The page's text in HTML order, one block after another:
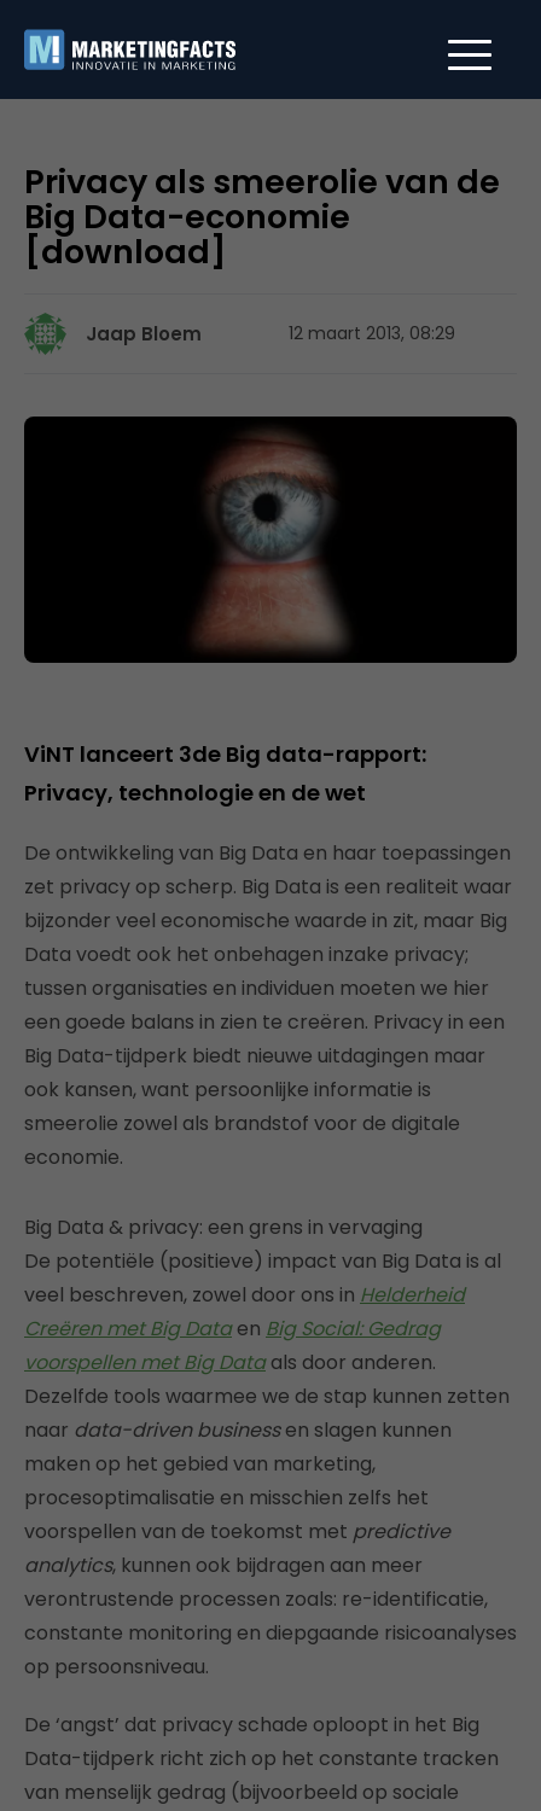
Privacy als smeerolie van de
Big Data-economie
[download]
Jaap Bloem 12 maart 2013, 08:29
ViNT lanceert 3de Big data-rapport:
Privacy, technologie en de wet
De ontwikkeling van Big Data en haar toepassingen
zet privacy op scherp. Big Data is een realiteit waar
bijzonder veel economische waarde in zit, maar Big
Data voedt ook het onbehagen inzake privacy;
tussen organisaties en individuen moeten we hier
een goede balans in zien te creëren. Privacy in een
Big Data-tijdperk biedt nieuwe uitdagingen maar
ook kansen, want persoonlijke informatie is
smeerolie zowel als brandstof voor de digitale
economie.
Big Data & privacy: een grens in vervaging
De potentiële (positieve) impact van Big Data is al
veel beschreven, zowel door ons in Helderheid
Creëren met Big Dataen Big Social: Gedrag
voorspellen met Big Dataals door anderen.
Dezelfde tools waarmee we de stap kunnen zetten
naar data-driven businessen slagen kunnen
maken op het gebied van marketing,
procesoptimalisatie en misschien zelfs het
voorspellen van de toekomst met predictive
analytics, kunnen ook bijdragen aan meer
verontrustende processen zoals: re-identificatie,
constante monitoring en diepgaande risicoanalyses
op persoonsniveau.
De ‘angst’ dat privacy schade oploopt in het Big
Data-tijdperk richt zich op het constante tracken
van menselijk gedrag (bijvoorbeeld op sociale